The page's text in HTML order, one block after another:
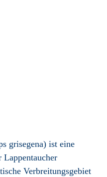
grisegena) ist eine
Lappentaucher
Verbreitungsgebiet